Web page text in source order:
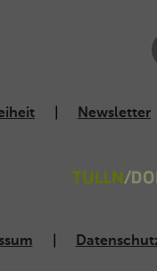
Newsletter